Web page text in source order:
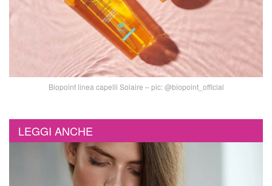
Biopoint linea capelli Solaire – pic: @biopoint_official
LEGGI ANCHE